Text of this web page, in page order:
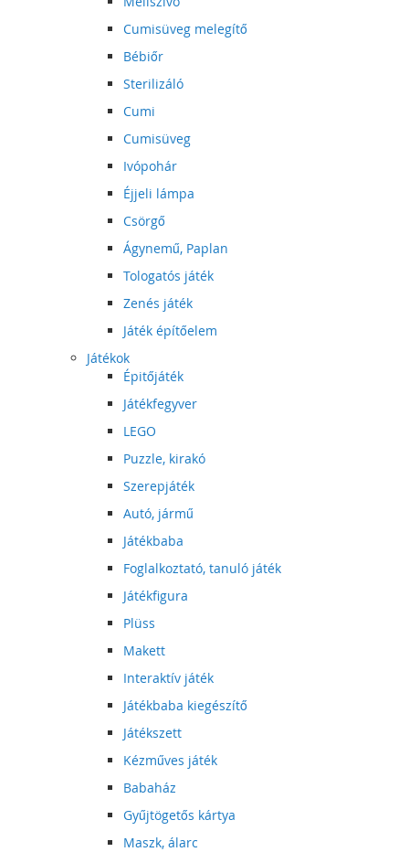
Cumisüveg melegítő
Bébiőr
Sterilizáló
Cumi
Cumisüveg
Ivópohár
Éjjeli lámpa
Csörgő
Ágynemű, Paplan
Tologatós játék
Zenés játék
Játék építőelem
Játékok
Épitőjáték
Játékfegyver
LEGO
Puzzle, kirakó
Szerepjáték
Autó, jármű
Játékbaba
Foglalkoztató, tanuló játék
Játékfigura
Plüss
Makett
Interaktív játék
Játékbaba kiegészítő
Játékszett
Kézműves játék
Babaház
Gyűjtögetős kártya
Maszk, álarc